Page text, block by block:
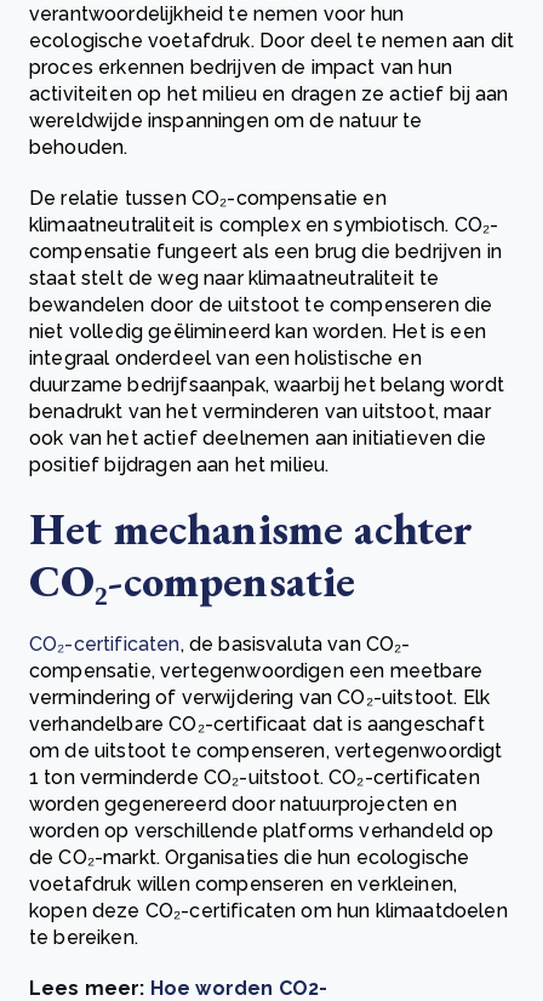
verantwoordelijkheid te nemen voor hun
ecologische voetafdruk. Door deel te nemen aan dit
proces erkennen bedrijven de impact van hun
activiteiten op het milieu en dragen ze actief bij aan
wereldwijde inspanningen om de natuur te
behouden.
De relatie tussen CO₂-compensatie en
klimaatneutraliteit is complex en symbiotisch. CO₂-
compensatie fungeert als een brug die bedrijven in
staat stelt de weg naar klimaatneutraliteit te
bewandelen door de uitstoot te compenseren die
niet volledig geëlimineerd kan worden. Het is een
integraal onderdeel van een holistische en
duurzame bedrijfsaanpak, waarbij het belang wordt
benadrukt van het verminderen van uitstoot, maar
ook van het actief deelnemen aan initiatieven die
positief bijdragen aan het milieu.
Het mechanisme achter
CO₂-compensatie
CO₂-certificaten, de basisvaluta van CO₂-
compensatie, vertegenwoordigen een meetbare
vermindering of verwijdering van CO₂-uitstoot. Elk
verhandelbare CO₂-certificaat dat is aangeschaft
om de uitstoot te compenseren, vertegenwoordigt
1 ton verminderde CO₂-uitstoot. CO₂-certificaten
worden gegenereerd door natuurprojecten en
worden op verschillende platforms verhandeld op
de CO₂-markt. Organisaties die hun ecologische
voetafdruk willen compenseren en verkleinen,
kopen deze CO₂-certificaten om hun klimaatdoelen
te bereiken.
Lees meer: Hoe worden CO2-